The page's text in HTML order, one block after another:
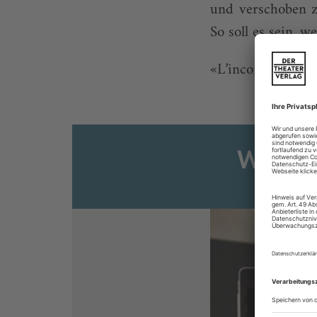
und verschoben
So soll es sein,